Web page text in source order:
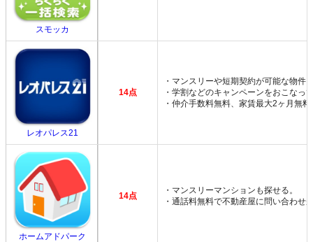
スモッカ
レオパレス21
14点
・マンスリーや短期契約が可能な物件
・学割などのキャンペーンをおこなっ
・仲介手数料無料、家賃最大2ヶ月無
ホームアドパーク
14点
・マンスリーマンションも探せる。
・通話料無料で不動産屋に問い合わせ